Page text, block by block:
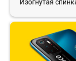
Изогнутая